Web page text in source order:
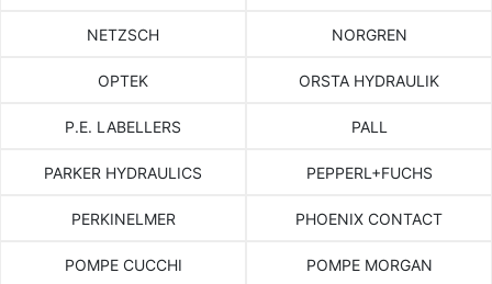
NETZSCH NORGREN
OPTEK ORSTA HYDRAULIK
P.E. LABELLERS PALL
PARKER HYDRAULICS PEPPERL+FUCHS
PERKINELMER PHOENIX CONTACT
POMPE CUCCHI POMPE MORGAN